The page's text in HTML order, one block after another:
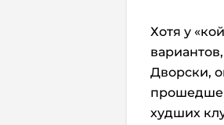
Хотя у
Дворски,
худших